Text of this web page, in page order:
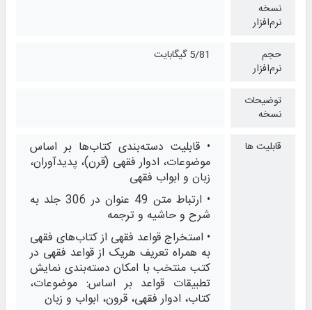
نسخه
نرم‌افزار
حجم
نرم‌افزار
5/81 گیگابایت
توضیحات
نسخه
قابلیت ها
• قابلیت دسته‌بندی کتاب‌ها بر اساس
موضوعات، ادوار فقهی (قرن)، پدیدآوران،
زبان و ابواب فقهی
• ارتباط متن 49 عنوان در 306 جلد به
شرح و حاشيه و ترجمه
• استخراج قواعد فقهی از کتاب‌های فقهی
به همراه تعریف هريک از قواعد فقهی در
کتب منتخب با امکان دسته‌بندی نمایش
تطبیقات قواعد بر اساس: موضوعات،
کتاب، ادوار فقهی، قرون، ابواب و زبان